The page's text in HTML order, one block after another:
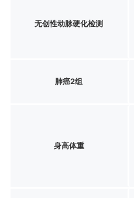
无创性动脉硬化检测
肺癌2组
身高体重